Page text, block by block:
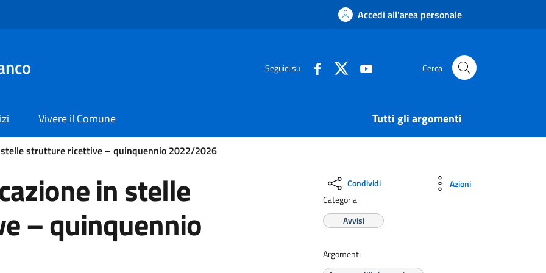
Accedi all'area personale
Seguici su Cerca
Vivere il Comune Tutti gli argomenti
stelle strutture ricettive – quinquennio 2022/2026
in stelle
– quinquennio
Argomenti
Categoria
Avvisi
Condividi Azioni